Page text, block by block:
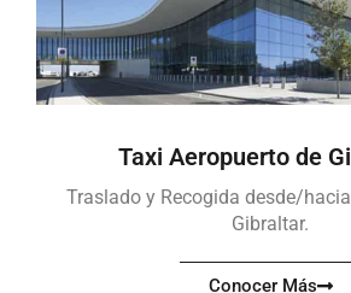
Taxi Aeropuerto de
Traslado y Recogida desde/
Gibraltar.
Conocer Más